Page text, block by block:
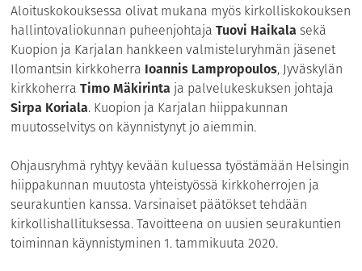
Aloituskokouksessa olivat mukana myös kirkolliskokouksen
hallintovaliokunnan puheenjohtajaTuovi Haikala sekä
Kuopion ja Karjalan hankkeen valmisteluryhmän jäsenet
Ilomantsin kirkkoherra Ioannis Lampropoulos, Jyväskylän
kirkkoherraTimo Mäkirinta ja palvelukeskuksen johtaja
Sirpa Koriala. Kuopion ja Karjalan hiippakunnan
muutosselvitys on käynnistynyt jo aiemmin.
Ohjausryhmä ryhtyy kevään kuluessa työstämään Helsingin
hiippakunnan muutosta yhteistyössä kirkkoherrojen ja
seurakuntien kanssa. Varsinaiset päätökset tehdään
kirkollishallituksessa. Tavoitteena on uusien seurakuntien
toiminnan käynnistyminen 1. tammikuuta 2020.